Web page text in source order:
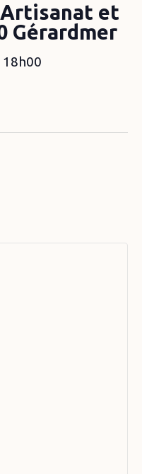
Artisanat et
Gérardmer
18h00